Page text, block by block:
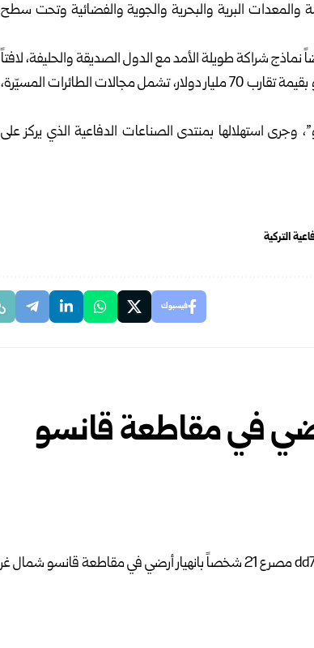
والمعدات البرية والبحرية والجوية والفضائية وتحت سطح
نماذج شراكة طويلة الأمد مع الدول الصديقة والحليفة، لافتاً
إلى أنّ المنتدى شهد الإعلان عن برامج مشتريات دفاعية للناتو بقيمة تقارب 70 مليار دولار، تشمل مجالات الطائرات المسيّرة،
النسخة 36 من قمة “الناتو”، وجرى استهلالها بمنتدى الصناعات الدفاعية الذي يركز على
التركية
فيسبوك
أرضي في مقاطعة قانسو